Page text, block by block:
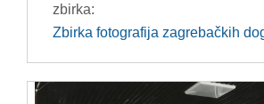
zbirka:
Zbirka fotografija zagrebačkih